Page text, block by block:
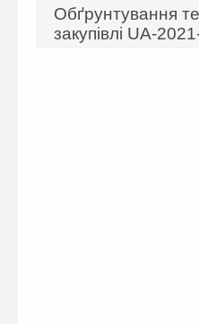
Обґрунтування
закупівлі UA-